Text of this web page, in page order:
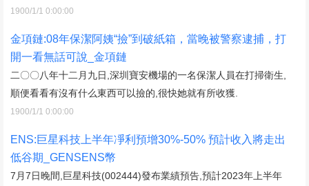
1900/1/1 0:00:00
金項鏈:08年保潔阿姨“撿”到破紙箱，當晚被警察逮捕，打
開一看無話可說_金項鏈
二〇〇八年十二月九日,深圳寶安機場的一名保潔人員在打掃衛生,
順便看看有沒有什么東西可以撿的,很快她就有所收獲.
1900/1/1 0:00:00
ENS:巨星科技上半年凈利預增30%-50% 預計收入將走出
低谷期_GENSENS幣
7月7日晚間,巨星科技(002444)發布業績預告,預計2023年上半年